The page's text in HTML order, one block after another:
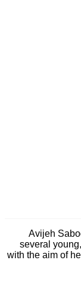
Avijeh
several
with the aim of